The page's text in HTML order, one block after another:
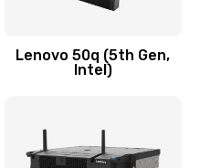
контроллер,
Lenovo 50q (5th Gen,
Intel)